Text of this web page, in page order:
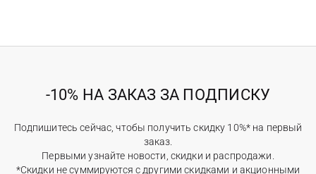
-10% НА ЗАКАЗ ЗА ПОДПИСКУ
Подпишитесь сейчас, чтобы получить скидку 10%* на первый
заказ.
Первыми узнайте новости, скидки и распродажи.
*Скидки не суммируются с другими скидками и акционными